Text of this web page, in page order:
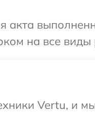
акта
на все виды
Vertu, и